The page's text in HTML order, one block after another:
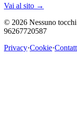
Vai al sito →
© 2026 Nessuno
96267720587
Privacy·Cookie·